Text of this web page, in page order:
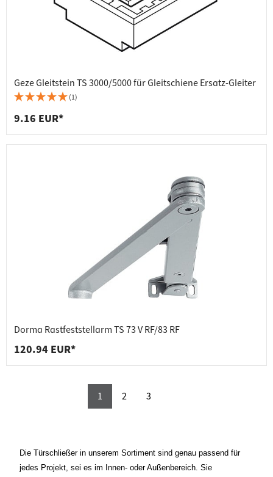
Geze Gleitstein TS 3000/5000 für Gleitschiene Ersatz-Gleiter
(1)
9.16 EUR*
Dorma Rastfeststellarm TS 73 V RF/83 RF
120.94 EUR*
1 2 3
Die Türschließer in unserem Sortiment sind genau passend für
jedes Projekt, sei es im Innen- oder Außenbereich. Sie